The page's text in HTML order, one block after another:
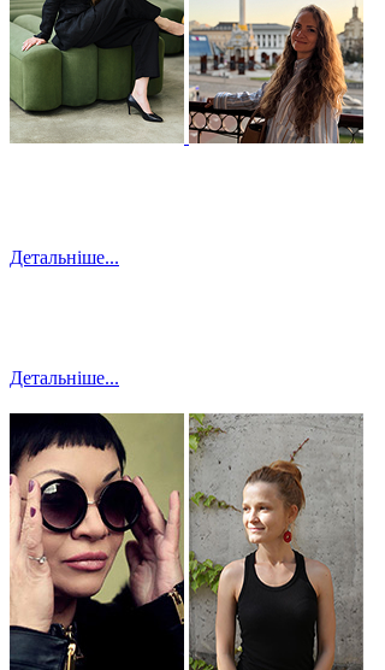
Детальніше...
Детальніше...